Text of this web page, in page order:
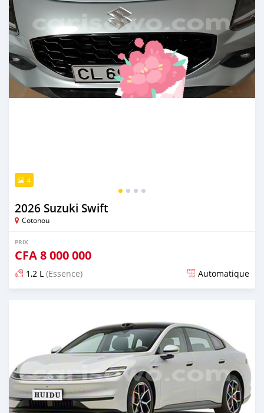
4
2026 Suzuki Swift
Cotonou
PRIX
CFA8 000 000
1,2 L (Essence) Automatique